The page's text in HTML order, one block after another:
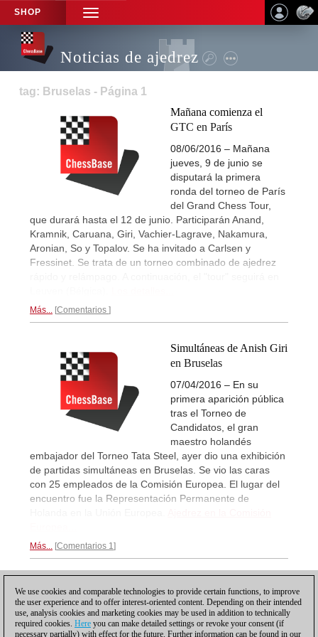
SHOP
TOGGLE
NAVIGATION
Noticias de ajedrez
tag: Bruselas - Página 1
Mañana comienza el
GTC en París
08/06/2016 – Mañana
jueves, 9 de junio se
disputará la primera
ronda del torneo de París
del Grand Chess Tour,
que durará hasta el 12 de junio. Participarán Anand,
Kramnik, Caruana, Giri, Vachier-Lagrave, Nakamura,
Aronian, So y Topalov. Se ha invitado a Carlsen y
Fressinet. Se trata de un torneo combinado de ajedrez
Más... Comentarios
Simultáneas de Anish Giri
en Bruselas
07/04/2016 – En su
primera aparición pública
tras el Torneo de
Candidatos, el gran
maestro holandés
embajador del Torneo Tata Steel, ayer dio una exhibición
de partidas simultáneas en Bruselas. Se vio las caras
con 25 empleados de la Comisión Europea. El lugar del
encuentro fue la Representación Permanente de
Más... Comentarios 1
We use cookies and comparable technologies to provide certain functions, to improve
the user experience and to offer interest-oriented content. Depending on their intended
use, analysis cookies and marketing cookies may be used in addition to technically
required cookies. Here you can make detailed settings or revoke your consent (if
necessary partially) with effect for the future. Further information can be found in our